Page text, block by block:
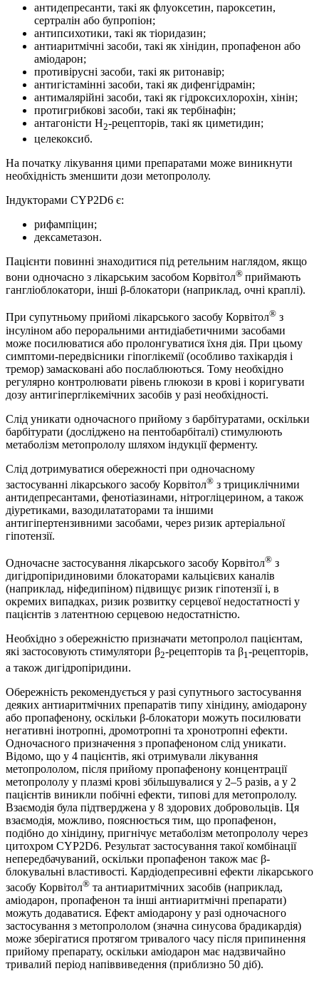
антидепресанти, такі як флуоксетин, пароксетин,
сертралін або бупропіон;
антипсихотики, такі як тіоридазин;
антиаритмічні засоби, такі як хінідин, пропафенон або
аміодарон;
противірусні засоби, такі як ритонавір;
антигістамінні засоби, такі як дифенгідрамін;
антималярійні засоби, такі як гідроксихлорохін, хінін;
протигрибкові засоби, такі як тербінафін;
антагоністи Н2-рецепторів, такі як циметидин;
целекоксиб.
На початку лікування цими препаратами може виникнути
необхідність зменшити дози метопрололу.
Індукторами CYP2D6 є:
рифампіцин;
дексаметазон.
Пацієнти повинні знаходитися під ретельним наглядом, якщо
вони одночасно з лікарським засобом Корвітол® приймають
гангліоблокатори, інші β-блокатори (наприклад, очні краплі).
При супутньому прийомі лікарського засобу Корвітол® з
інсуліном або пероральними антидіабетичними засобами
може посилюватися або пролонгуватися їхня дія. При цьому
симптоми-передвісники гіпоглікемії (особливо тахікардія і
тремор) замасковані або послаблюються. Тому необхідно
регулярно контролювати рівень глюкози в крові і коригувати
дозу антигіперглікемічних засобів у разі необхідності.
Слід уникати одночасного прийому з барбітуратами, оскільки
барбітурати (досліджено на пентобарбіталі) стимулюють
метаболізм метопрололу шляхом індукції ферменту.
Слід дотримуватися обережності при одночасному
застосуванні лікарського засобу Корвітол® з трициклічними
антидепресантами, фенотіазинами, нітрогліцерином, а також
діуретиками, вазодилататорами та іншими
антигіпертензивними засобами, через ризик артеріальної
гіпотензії.
Одночасне застосування лікарського засобу Корвітол® з
дигідропіридиновими блокаторами кальцієвих каналів
(наприклад, ніфедипіном) підвищує ризик гіпотензії і, в
окремих випадках, ризик розвитку серцевої недостатності у
пацієнтів з латентною серцевою недостатністю.
Необхідно з обережністю призначати метопролол пацієнтам,
які застосовують стимулятори β2-рецепторів та β1-рецепторів,
а також дигідропіридини.
Обережність рекомендується у разі супутнього застосування
деяких антиаритмічних препаратів типу хінідину, аміодарону
або пропафенону, оскільки β-блокатори можуть посилювати
негативні інотропні, дромотропні та хронотропні ефекти.
Одночасного призначення з пропафеноном слід уникати.
Відомо, що у 4 пацієнтів, які отримували лікування
метопрололом, після прийому пропафенону концентрації
метопрололу у плазмі крові збільшувалися у 2‒5 разів, а у 2
пацієнтів виникли побічні ефекти, типові для метопрололу.
Взаємодія була підтверджена у 8 здорових добровольців. Ця
взаємодія, можливо, пояснюється тим, що пропафенон,
подібно до хінідину, пригнічує метаболізм метопрололу через
цитохром СYP2D6. Результат застосування такої комбінації
непередбачуваний, оскільки пропафенон також має β-
блокувальні властивості. Кардіодепресивні ефекти лікарського
засобу Корвітол® та антиаритмічних засобів (наприклад,
аміодарон, пропафенон та інші антиаритмічні препарати)
можуть додаватися. Ефект аміодарону у разі одночасного
застосування з метопрололом (значна синусова брадикардія)
може зберігатися протягом тривалого часу після припинення
прийому препарату, оскільки аміодарон має надзвичайно
тривалий період напіввиведення (приблизно 50 діб).